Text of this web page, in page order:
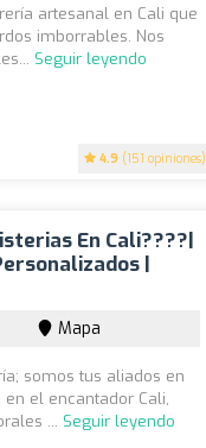
4.9 (151 opiniones)
artesanal en Cali que
imborrables. Nos
Seguir leyendo
En Cali????|
|
Mapa
somos tus aliados en
el encantador Cali,
... Seguir leyendo